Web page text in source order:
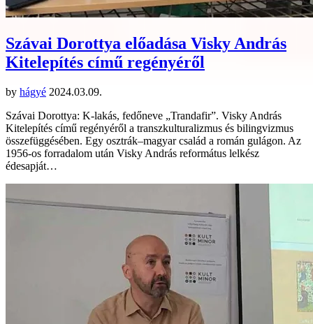
Szávai Dorottya előadása Visky András
Kitelepítés című regényéről
by hágyé 2024.03.09.
Szávai Dorottya: K-lakás, fedőneve „Trandafir”. Visky András
Kitelepítés című regényéről a transzkulturalizmus és bilingvizmus
összefüggésében. Egy ​osztrák–magyar család a román gulágon. Az
1956-os forradalom után Visky András református lelkész
édesapját…